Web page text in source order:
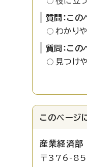
質問：こ
わかり
質問：こ
見つけ
このページ
産業経済部
〒376-